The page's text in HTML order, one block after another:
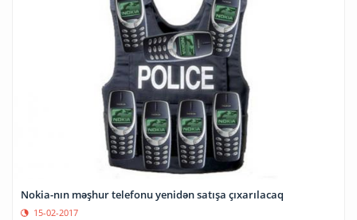
Nokia-nın məşhur telefonu yenidən satışa çıxarılacaq
15-02-2017